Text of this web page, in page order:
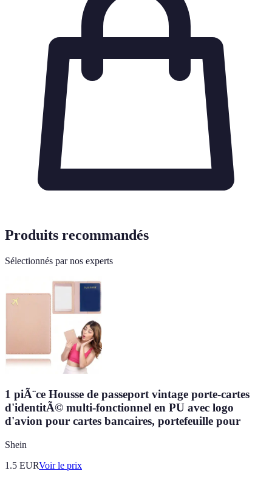
Produits recommandés
Sélectionnés par nos experts
1 piÃ¨ce Housse de passeport vintage porte-cartes
d'identitÃ© multi-fonctionnel en PU avec logo
d'avion pour cartes bancaires, portefeuille pour
Shein
1.5 EURVoir le prix